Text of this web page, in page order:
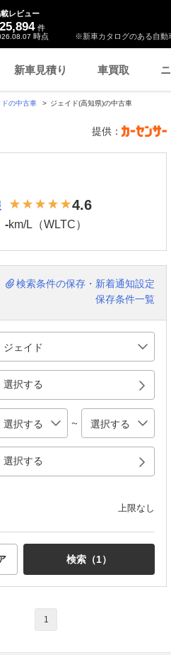
※新車カタログのある自動
レビュー
件
時点
新車見積り 車買取
ドの中古車 ジェイド(高知県)の中古車
提供：
4.6
-km/L（WLTC）
検索条件の保存・新着通知設定
保存条件一覧
選択する
～
選択する
上限なし
検索（1）
1